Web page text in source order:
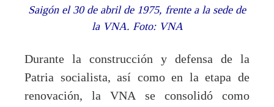
Saigón el 30 de abril de 1975, frente a la sede de
la VNA. Foto: VNA
Durante la construcción y defensa de la
Patria socialista, así como en la etapa de
renovación, la VNA se consolidó como